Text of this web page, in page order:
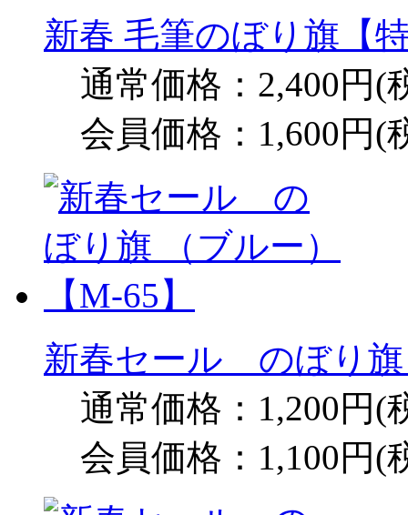
新春 毛筆のぼり旗【
通常価格：2,400円(
会員価格：1,600円(
新春セール のぼり旗
通常価格：1,200円(
会員価格：1,100円(